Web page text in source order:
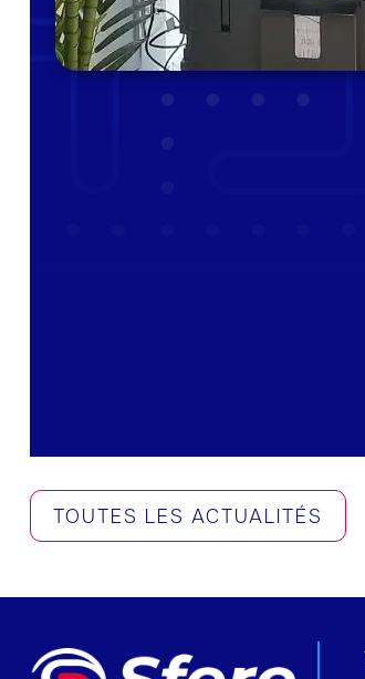
TOUTES LES ACTUALITÉS